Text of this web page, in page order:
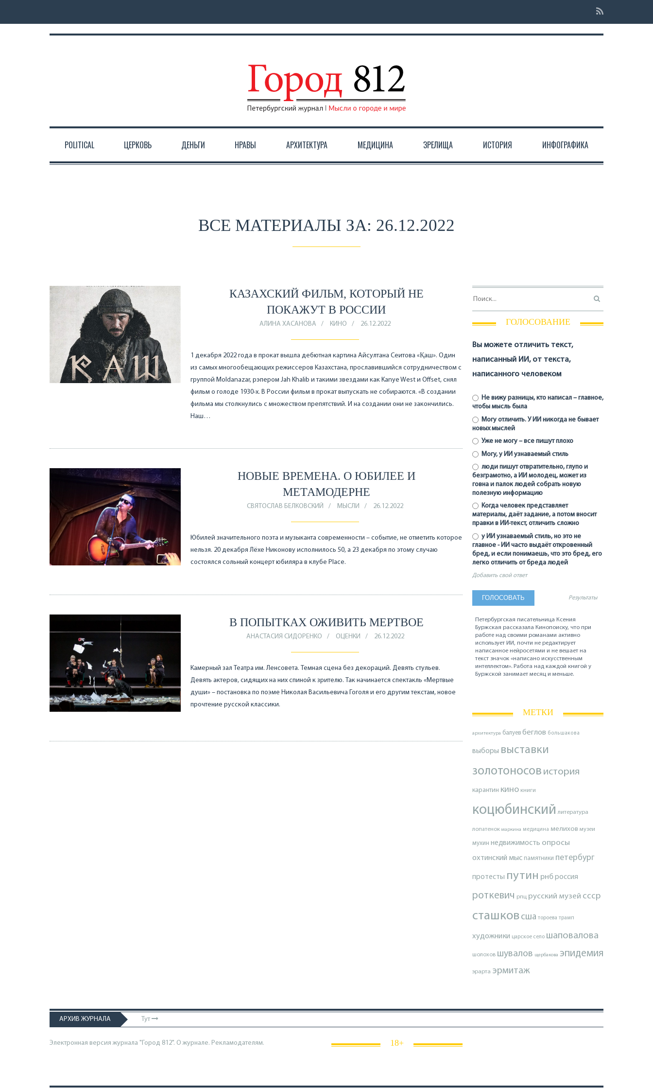
POLITICAL ЦЕРКОВЬ ДЕНЬГИ НРАВЫ АРХИТЕКТУРА МЕДИЦИНА ЗРЕЛИЩА ИСТОРИЯ ИНФОГРАФИКА
ВСЕ МАТЕРИАЛЫ ЗА: 26.12.2022
КАЗАХСКИЙ ФИЛЬМ, КОТОРЫЙ НЕ
ПОКАЖУТ В РОССИИ
АЛИНА ХАСАНОВА КИНО 26.12.2022
1 декабря 2022 года в прокат вышла дебютная картина Айсултана Сеитова «Қаш». Один
из самых многообещающих режиссеров Казахстана, прославившийся сотрудничеством с
группой Moldanazar, рэпером Jah Khalib и такими звездами как Kanye West и Offset, снял
фильм о голоде 1930-х. В России фильм в прокат выпускать не собираются. «В создании
фильма мы столкнулись с множеством препятствий. И на создании они не закончились.
Наш…
НОВЫЕ ВРЕМЕНА. О ЮБИЛЕЕ И
МЕТАМОДЕРНЕ
СВЯТОСЛАВ БЕЛКОВСКИЙ МЫСЛИ 26.12.2022
Юбилей значительного поэта и музыканта современности – событие, не отметить которое
нельзя. 20 декабря Лёхе Никонову исполнилось 50, а 23 декабря по этому случаю
состоялся сольный концерт юбиляра в клубе Place.
В ПОПЫТКАХ ОЖИВИТЬ МЕРТВОЕ
АНАСТАСИЯ СИДОРЕНКО ОЦЕНКИ 26.12.2022
Камерный зал Театра им. Ленсовета. Темная сцена без декораций. Девять стульев.
Девять актеров, сидящих на них спиной к зрителю. Так начинается спектакль «Мертвые
души» – постановка по поэме Николая Васильевича Гоголя и его другим текстам, новое
прочтение русской классики.
ГОЛОСОВАНИЕ
Вы можете отличить текст,
написанный ИИ, от текста,
написанного человеком
Не вижу разницы, кто написал – главное,
чтобы мысль была
Могу отличить. У ИИ никогда не бывает
новых мыслей
Уже не могу – все пишут плохо
Могу, у ИИ узнаваемый стиль
люди пишут отвратительно, глупо и
безграмотно, а ИИ молодец, может из
говна и палок людей собрать новую
полезную информацию
Когда человек представляет
материалы, даёт задание, а потом вносит
правки в ИИ-текст, отличить сложно
у ИИ узнаваемый стиль, но это не
главное - ИИ часто выдаёт откровенный
бред, и если понимаешь, что это бред, его
легко отличить от бреда людей
Добавить свой ответ
Результаты
Петербургская писательница Ксения
Буржская рассказала Кинопоиску, что при
работе над своими романами активно
использует ИИ, почти не редактирует
написанное нейросетями и не вешает на
текст значок «написано искусственным
интеллектом». Работа над каждой книгой у
Буржской занимает месяц и меньше.
МЕТКИ
архитектура балуев беглов большакова
выборы выставки
золотоносов история
карантин кино книги
коцюбинский литература
лопатенок маркина медицина мелихов музеи
мухин недвижимость опросы
охтинский мыс памятники петербург
протесты путин рнброссия
роткевич рпц русский музей ссср
сташков сша тороева трамп
художники царское село шаповалова
шолохов шувалов щербакова эпидемия
эрарта эрмитаж
АРХИВ ЖУРНАЛА Тут
Электронная версия журнала "Город 812". О журнале. Рекламодателям. 18+